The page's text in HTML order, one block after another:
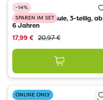
-14%
SPAREN IM SET
HABA
Spielset Vorschule, 3-teilig, ab
6 Jahren
17,99 € 20,97 €
ONLINE ONLY
HABA